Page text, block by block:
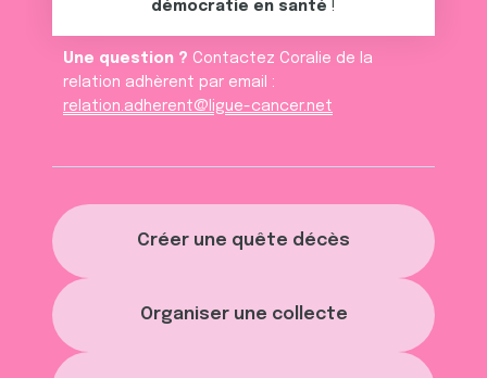
Créer une quête décès
Organiser une collecte
démocratie en santé !
Une question ? Contactez Coralie de la
relation adhèrent par email :
relation.adherent@ligue-cancer.net